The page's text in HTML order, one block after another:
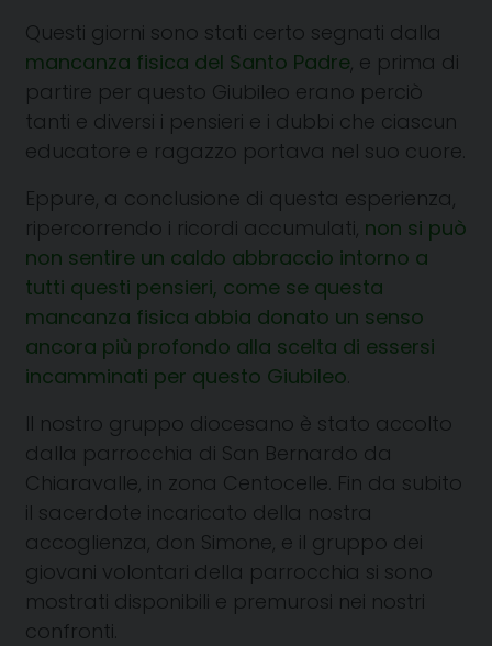
Questi giorni sono stati certo segnati dalla
mancanza fisica del Santo Padre, e prima di
partire per questo Giubileo erano perciò
tanti e diversi i pensieri e i dubbi che ciascun
educatore e ragazzo portava nel suo cuore.
Eppure, a conclusione di questa esperienza,
ripercorrendo i ricordi accumulati, non si può
non sentire un caldo abbraccio intorno a
tutti questi pensieri, come se questa
mancanza fisica abbia donato un senso
ancora più profondo alla scelta di essersi
incamminati per questo Giubileo
Il nostro gruppo diocesano è stato accolto
dalla parrocchia di San Bernardo da
Chiaravalle, in zona Centocelle. Fin da subito
il sacerdote incaricato della nostra
accoglienza, don Simone, e il gruppo dei
giovani volontari della parrocchia si sono
mostrati disponibili e premurosi nei nostri
confronti.